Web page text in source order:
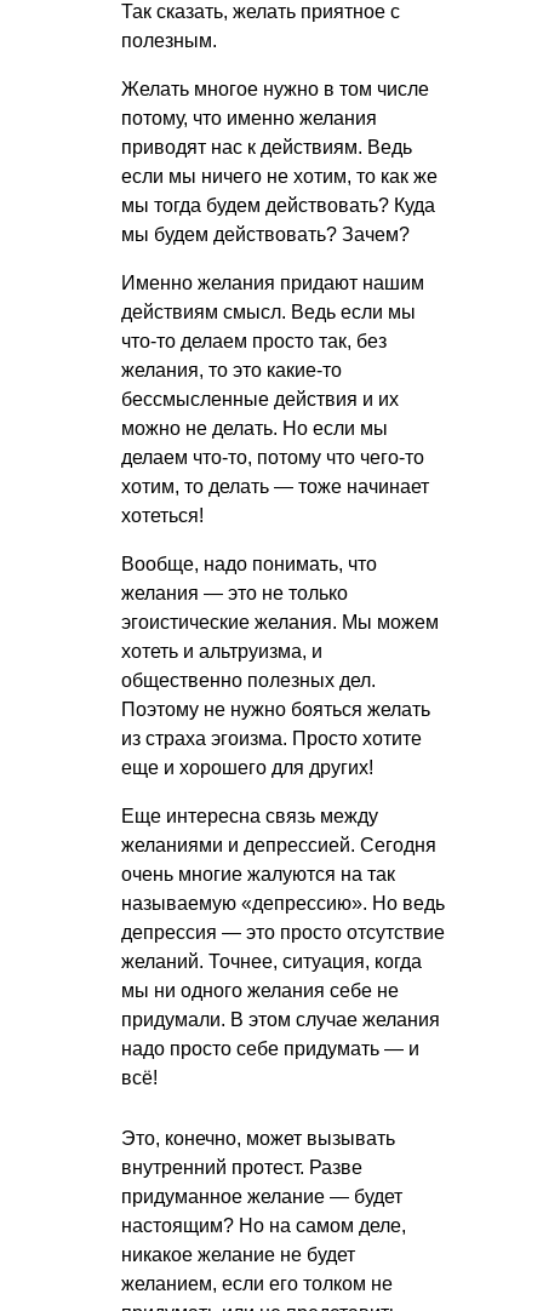
Так сказать, желать приятное с
полезным.
Желать многое нужно в том числе
потому, что именно желания
приводят нас к действиям. Ведь
если мы ничего не хотим, то как же
мы тогда будем действовать? Куда
мы будем действовать? Зачем?
Именно желания придают нашим
действиям смысл. Ведь если мы
что-то делаем просто так, без
желания, то это какие-то
бессмысленные действия и их
можно не делать. Но если мы
делаем что-то, потому что чего-то
хотим, то делать — тоже начинает
хотеться!
Вообще, надо понимать, что
желания — это не только
эгоистические желания. Мы можем
хотеть и альтруизма, и
общественно полезных дел.
Поэтому не нужно бояться желать
из страха эгоизма. Просто хотите
еще и хорошего для других!
Еще интересна связь между
желаниями и депрессией. Сегодня
очень многие жалуются на так
называемую «депрессию». Но ведь
депрессия — это просто отсутствие
желаний. Точнее, ситуация, когда
мы ни одного желания себе не
придумали. В этом случае желания
надо просто себе придумать — и
всё!
Это, конечно, может вызывать
внутренний протест. Разве
придуманное желание — будет
настоящим? Но на самом деле,
никакое желание не будет
желанием, если его толком не